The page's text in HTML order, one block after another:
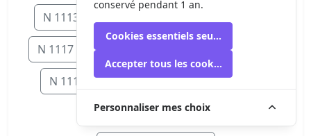
conservé pendant 1 an.
Cookies essentiels seulement
Accepter tous les cookies
Personnaliser mes choix